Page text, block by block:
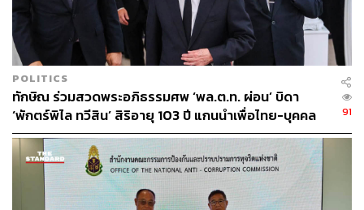
POLITICS
ทักษิณ ร่วมสวดพระอภิธรรมศพ ‘พล.ต.ท. ผ่อน’ บิดา
‘พักตร์พิไล ทวีสิน’ สิริอายุ 103 ปี แกนนำเพื่อไทย-บุคคล
หลากวงการร่วมอาลัย
91